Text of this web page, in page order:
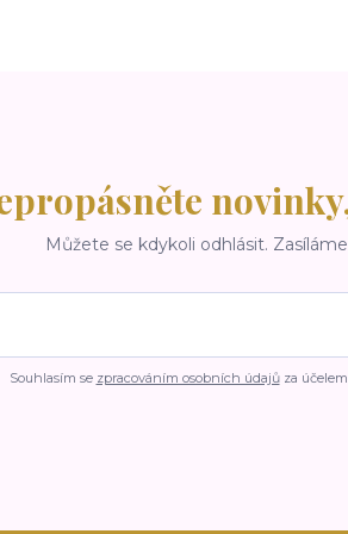
Můžete se kdykoli odhlásit.
Souhlasím se zpracováním osobních údajůza